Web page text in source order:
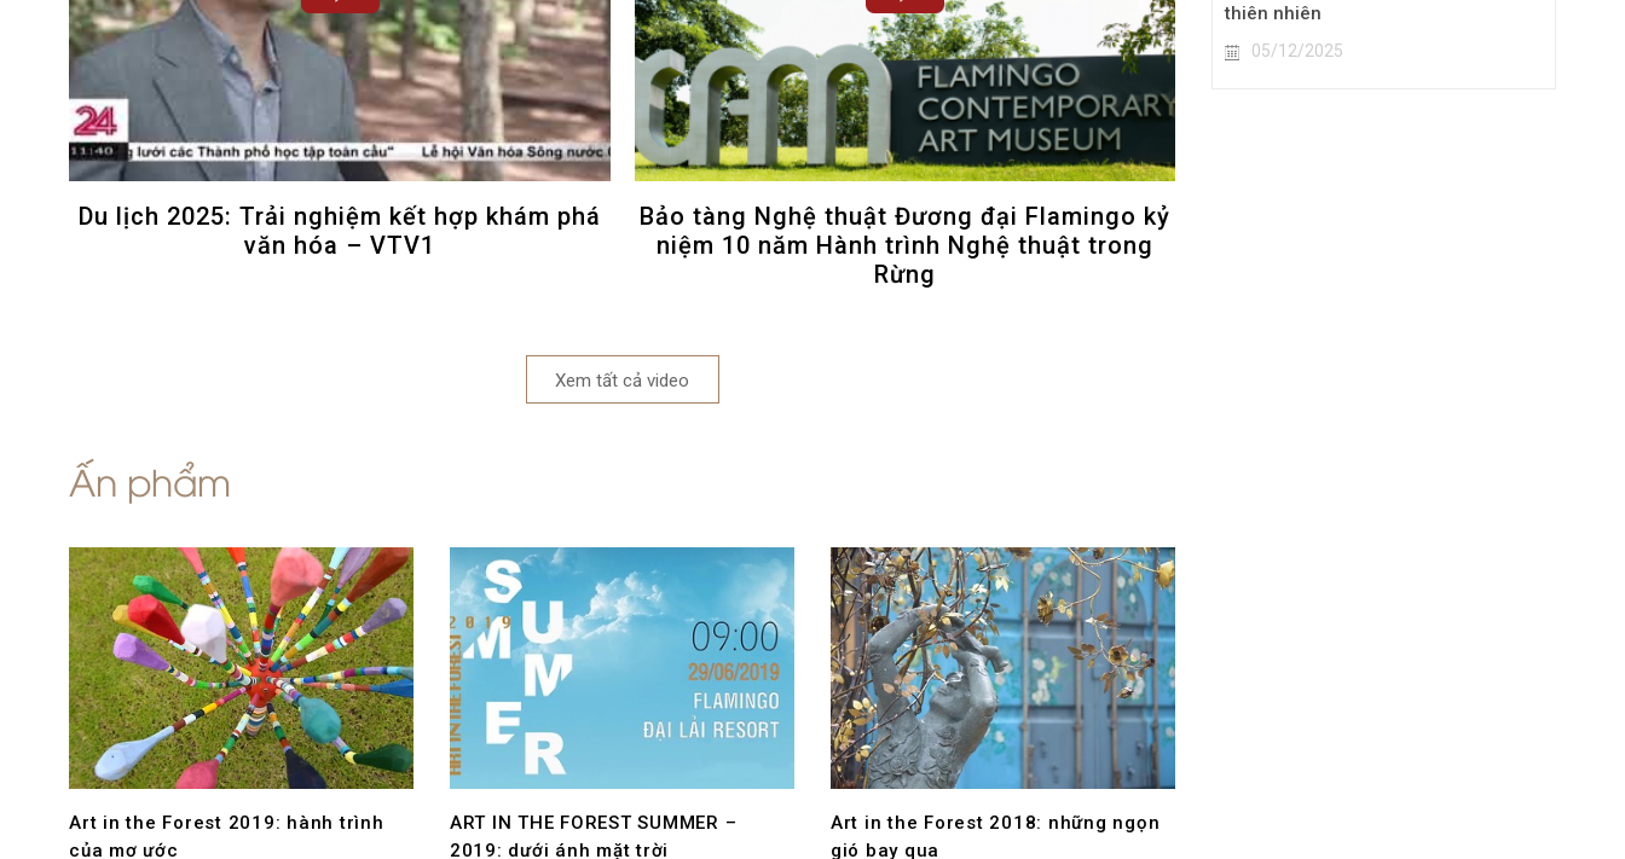
Du lịch 2025: Trải nghiệm kết hợp khám phá
văn hóa – VTV1
Bảo tàng Nghệ thuật Đương đại Flamingo kỷ
niệm 10 năm Hành trình Nghệ thuật trong
Rừng
Xem tất cả video
Ấn phẩm
Art in the Forest 2019: hành trình
của mơ ước
ART IN THE FOREST SUMMER –
2019: dưới ánh mặt trời
Art in the Forest 2018: những ngọn
gió bay qua
thiên nhiên
05/12/2025